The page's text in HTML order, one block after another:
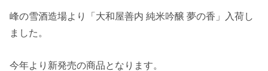
峰の雪酒造場より「大和屋善内 純米吟醸 夢の香」入荷し
ました。
今年より新発売の商品となります。